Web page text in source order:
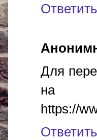
Ответить
Для
на
https://
Ответить